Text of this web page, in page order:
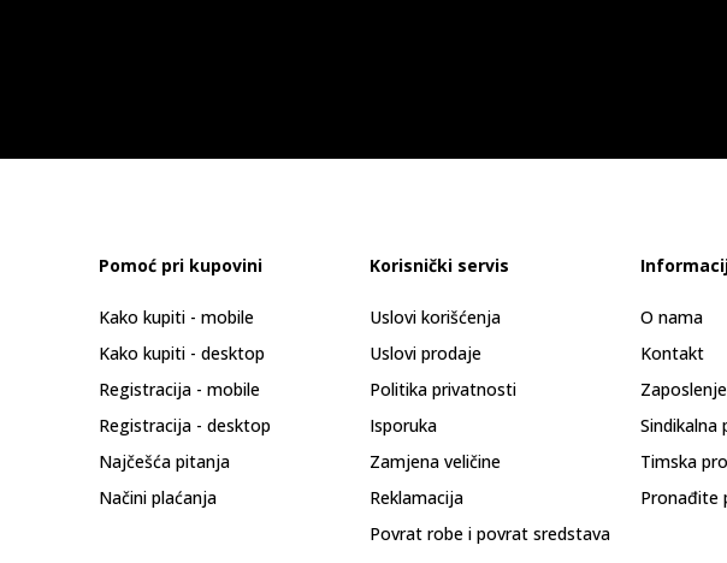
Pomoć pri kupovini
Kako kupiti - mobile
Kako kupiti - desktop
Registracija - mobile
Registracija - desktop
Najčešća pitanja
Načini plaćanja
Korisnički servis
Uslovi korišćenja
Uslovi prodaje
Politika privatnosti
Isporuka
Zamjena veličine
Reklamacija
Povrat robe i povrat sredstava
O nama
Kontakt
Zaposlenje
Sindikalna
Timska
Pronađite